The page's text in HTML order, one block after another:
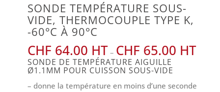
SONDE TEMPÉRATURE SOUS-
VIDE, THERMOCOUPLE TYPE K,
-60°C À 90°C
CHF 64.00 – CHF 65.00
SONDE DE TEMPÉRATURE AIGUILLE
Ø1.1MM POUR CUISSON SOUS-VIDE
– donne la température en moins d’une seconde